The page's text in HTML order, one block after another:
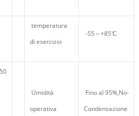
temperatura
di esercizio
-55～+85℃
Umidità
operativa
Fino al 95%,No-
Condensazione